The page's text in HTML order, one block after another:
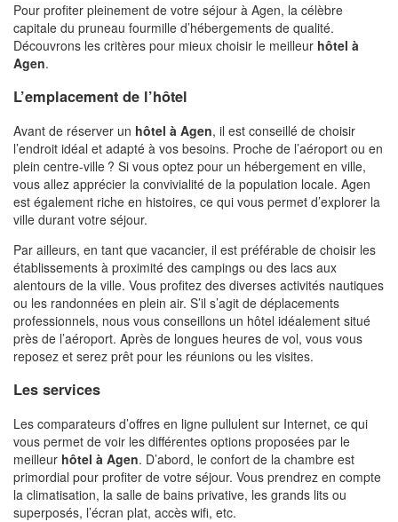
Pour profiter pleinement de votre séjour à Agen, la célèbre
capitale du pruneau fourmille d’hébergements de qualité.
Découvrons les critères pour mieux choisir le meilleur hôtel à
Agen.
L’emplacement de l’hôtel
Avant de réserver un hôtel à Agen, il est conseillé de choisir
l’endroit idéal et adapté à vos besoins. Proche de l’aéroport ou en
plein centre-ville ? Si vous optez pour un hébergement en ville,
vous allez apprécier la convivialité de la population locale. Agen
est également riche en histoires, ce qui vous permet d’explorer la
ville durant votre séjour.
Par ailleurs, en tant que vacancier, il est préférable de choisir les
établissements à proximité des campings ou des lacs aux
alentours de la ville. Vous profitez des diverses activités nautiques
ou les randonnées en plein air. S’il s’agit de déplacements
professionnels, nous vous conseillons un hôtel idéalement situé
près de l’aéroport. Après de longues heures de vol, vous vous
reposez et serez prêt pour les réunions ou les visites.
Les services
Les comparateurs d’offres en ligne pullulent sur Internet, ce qui
vous permet de voir les différentes options proposées par le
meilleur hôtel à Agen. D’abord, le confort de la chambre est
primordial pour profiter de votre séjour. Vous prendrez en compte
la climatisation, la salle de bains privative, les grands lits ou
superposés, l’écran plat, accès wifi, etc.